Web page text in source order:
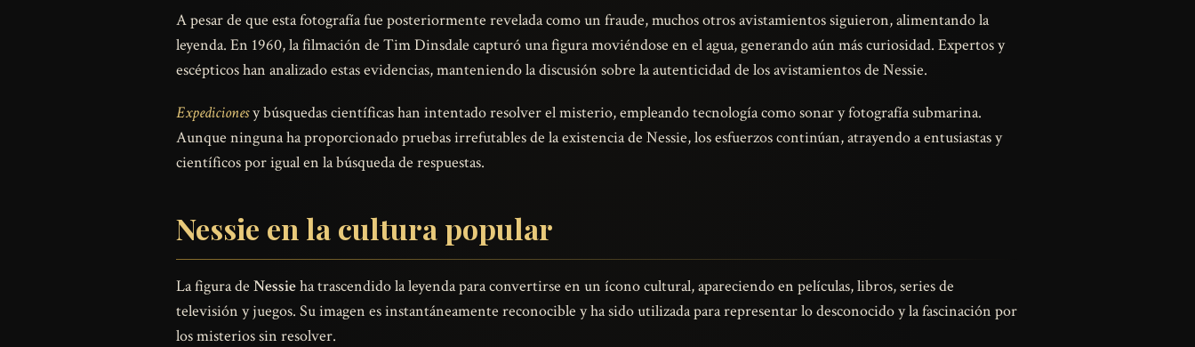
A pesar de que esta fotografía fue posteriormente revelada como un fraude, muchos otros avistamientos siguieron, alimentando la
leyenda. En 1960, la filmación de Tim Dinsdale capturó una figura moviéndose en el agua, generando aún más curiosidad. Expertos y
escépticos han analizado estas evidencias, manteniendo la discusión sobre la autenticidad de los avistamientos de Nessie.
Expedicionesy búsquedas científicas han intentado resolver el misterio, empleando tecnología como sonar y fotografía submarina.
Aunque ninguna ha proporcionado pruebas irrefutables de la existencia de Nessie, los esfuerzos continúan, atrayendo a entusiastas y
científicos por igual en la búsqueda de respuestas.
Nessie en la cultura popular
La figura de Nessieha trascendido la leyenda para convertirse en un ícono cultural, apareciendo en películas, libros, series de
televisión y juegos. Su imagen es instantáneamente reconocible y ha sido utilizada para representar lo desconocido y la fascinación por
los misterios sin resolver.